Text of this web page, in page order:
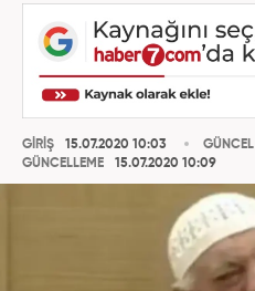
GİRİŞ
15.07.2020 10:03
GÜNCELLEME
15.07.2020 10:09
GÜNCEL